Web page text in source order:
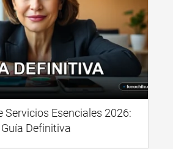
Servicios Esenciales 2026:
Guía Definitiva